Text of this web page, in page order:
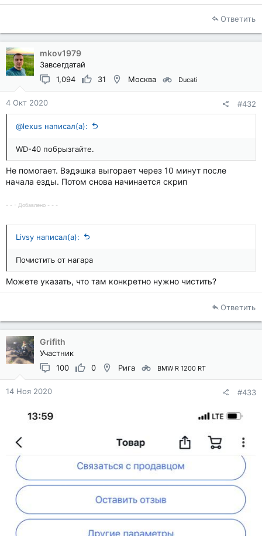
Ответить
mkov1979
Завсегдатай
1,094
31 Москва Ducati
4 Окт 2020 #432
@lexus написал(а):
WD-40 побрызгайте.
Не помогает. Вэдэшка выгорает через 10 минут после
начала езды. Потом снова начинается скрип
- - - Добавлено - - -
Livsy написал(а):
Почистить от нагара
Можете указать, что там конкретно нужно чистить?
Ответить
Grifith
Участник
100
0 Рига BMW R 1200 RT
14 Ноя 2020 #433